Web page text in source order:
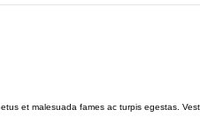
et malesuada fames ac turpis egestas.